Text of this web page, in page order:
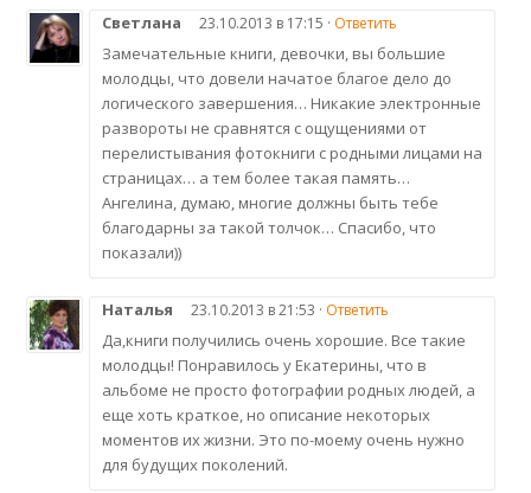
Светлана 23.10.2013 в 17:15 · Ответить
Замечательные книги, девочки, вы большие
молодцы, что довели начатое благое дело до
логического завершения… Никакие электронные
развороты не сравнятся с ощущениями от
перелистывания фотокниги с родными лицами на
страницах… а тем более такая память…
Ангелина, думаю, многие должны быть тебе
благодарны за такой толчок… Спасибо, что
показали))
Наталья 23.10.2013 в 21:53 · Ответить
Да,книги получились очень хорошие. Все такие
молодцы! Понравилось у Екатерины, что в
альбоме не просто фотографии родных людей, а
еще хоть краткое, но описание некоторых
моментов их жизни. Это по-моему очень нужно
для будущих поколений.